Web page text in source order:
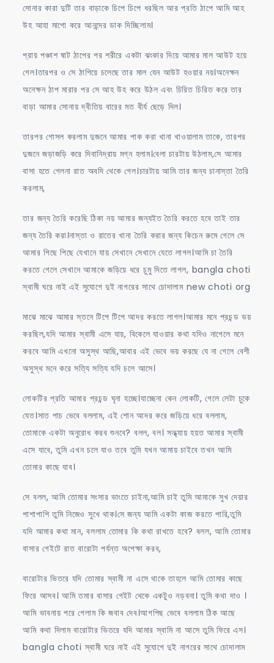
সোনার কারা দুটি তার বাড়াকে চিপে চিপে ধরছিল আর প্রতি ঠাপে আমি আহ
উহ আহা মাগো করে আনন্দের ডাক দিচ্ছিলাম।
প্রায় পঞ্চাশ ষাট ঠাপের পর শরীরে একটা ঝংকার দিয়ে আমার মাল আউট হয়ে
গেল।তারপর ও সে ঠাপিয়ে চলেছে তার মাল যেন আউট হওয়ার নয়।অনেক্ষন
অনেক্ষন ঠাপ মারার পর সে আহ উহ করে উঠল এবং চিরিত চিরিত করে তার
বাড়া আমার সোনায় দ্বীতিয় বারের মত বীর্য ছেড়ে দিল।
তারপর গোসল করলাম দুজনে আমার পাক করা খানা খাওয়ালাম তাকে, তারপর
দুজনে জড়াজড়ি করে দিবানিদ্রায় মগ্ন হলাম।বেলা চারটায় উঠলাম,সে আমার
বাসা হতে গেলনা রাত অবদি থেকে গেল।চারটায় আমি তার জন্য চানাস্তা তৈরি
করলাম,
তার জন্য তৈরি করেছি ঠিকা নয় আমার জন্যইত তৈরি করতে হবে তাই তার
জন্য তৈরি করা।নাস্তা ও রাতের খানা তৈরি করার জন্য কিচেন রুমে গেলে সে
আমার পিছে পিছে যেখানে যায় সেখানে সেখানে যেতে লাগল।আমি চা তৈরি
করতে গেলে সেখানে আমাকে জড়িয়ে ধরে চুমু দিতে লাগল, bangla choti
স্বামী ঘরে নাই এই সুযোগে দুই নাগরের সাথে চোদালাম new choti org
মাঝে মাঝে আমার স্তনে টিপে টিপে আদর করতে লাগল।আমার মনে প্রচন্ড ভয়
করছিল,যদি আমার স্বামী এসে যায়, বিকেলে যাওয়ার কথা যদিও নাগেলে মনে
করবে আমি এখনো অসুস্থ আছি,আবার এই ভেবে ভয় করছে যে না গেলে বেশী
অসুস্থ মনে করে সত্যি সত্যি যদি চলে আসে।
লোকটির প্রতি আমার প্রচন্ড ঘৃনা হচ্ছে।যাচ্ছেনা কেন লোকটি, গেলে লেটা চুকে
যেত।সাত পাচ ভেবে বললাম, এই শোন আদর করে জড়িয়ে ধরে বললাম,
তোমাকে একটা অনুরোধ করব শুনবে? বলল, বল। সন্ধ্যায় হয়ত আমার স্বামী
এসে যাবে, তুমি এখন চলে যাও তবে তুমি যখন আমায় চাইবে তখন আমি
তোমার কাছে যাব।
সে বলল, আমি তোমার সংসার ভাংতে চাইনা,আমি চাই তুমি আমাকে সুখ দেয়ার
পাশাপাশি তুমি নিজেও সুখে থাক।সে জন্য আমি একটা কাজ করতে পারি,তুমি
যদি আমার কথা মান, বললাম তোমার কি কথা রাখতে হবে? বলল, আমি তোমার
বাসার গেইটে রাত বারোটা পর্যন্ত অপেক্ষা করব,
বারোটার ভিতরে যদি তোমার স্বামী না এসে থাকে তাহলে আমি তোমার কাছে
ফিরে আসব। আমি তমার বাসার গেইট থেকে একটুও নড়বনা। তুমি কথা দাও ।
আমি ভাবনায় পরে গেলাম কি জবাব দেব।আগপিছ ভেবে বললাম ঠিক আছে
আমি কথা দিলাম বারোটার ভিতরে যদি আমার স্বামি না আসে তুমি ফিরে এস।
bangla choti স্বামী ঘরে নাই এই সুযোগে দুই নাগরের সাথে চোদালাম